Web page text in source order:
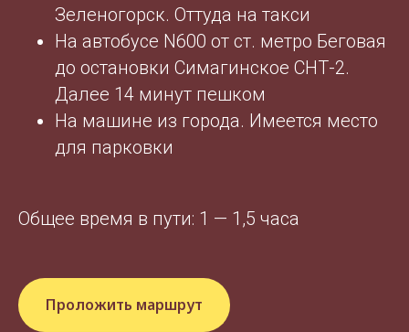
Зеленогорск. Оттуда на такси
На автобусе N600 от ст. метро Беговая
до остановки Симагинское СНТ-2.
Далее 14 минут пешком
На машине из города. Имеется место
для парковки
Общее время в пути: 1 — 1,5 часа
Проложить маршрут